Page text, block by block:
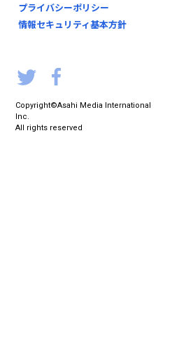
プライバシーポリシー
情報セキュリティ基本方針
Copyright©Asahi Media International
Inc.
All rights reserved